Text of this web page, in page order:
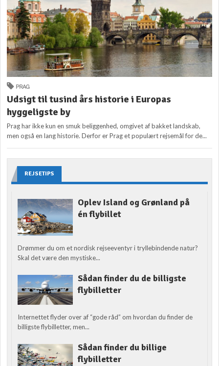
PRAG
Udsigt til tusind års historie i Europas
hyggeligste by
Prag har ikke kun en smuk beliggenhed, omgivet af bakket landskab,
men også en lang historie. Derfor er Prag et populært rejsemål for de...
REJSETIPS
Oplev Island og Grønland på
én flybillet
Drømmer du om et nordisk rejseeventyr i tryllebindende natur?
Skal det være den mystiske...
Sådan finder du de billigste
flybilletter
Internettet flyder over af “gode råd” om hvordan du finder de
billigste flybilletter, men...
Sådan finder du billige
flybilletter